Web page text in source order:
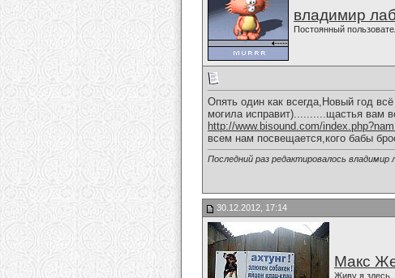
владимир
Постоянный
Опять один как всегда,Новый год
могила исправит)..........щастья вам
http://www.bisound.com/
всем нам посвещается,кого бабы
Последний раз редактировалось владимир
30.12.2012, 17:14
Макс
Живу я здесь